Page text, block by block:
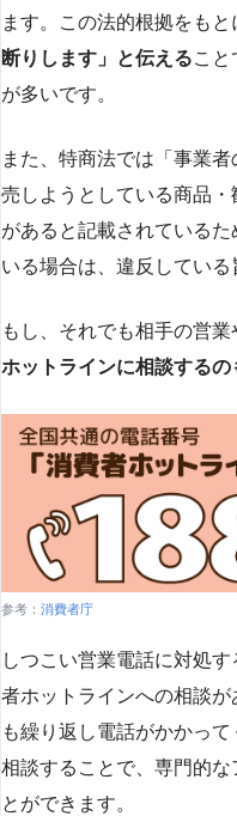
ます。この法的根拠をもと
断りします」と伝えること
が多いです​​。
また、特商法では「事業
売しようとしている商品
があると記載されている
いる場合は、違反している
もし、それでも相手の営業
ホットラインに相談するの
参考： 消費者庁
しつこい営業電話に対処
者ホットラインへの相談
も繰り返し電話がかかっ
相談することで、専門的
とができます​​。